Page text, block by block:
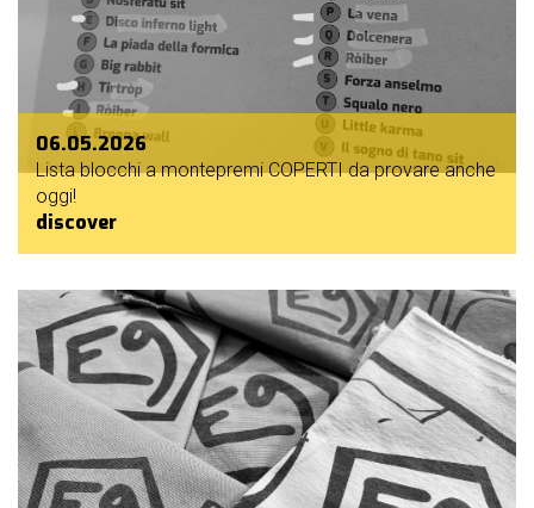
06.05.2026
Lista blocchi a montepremi COPERTI da provare anche
oggi!
discover